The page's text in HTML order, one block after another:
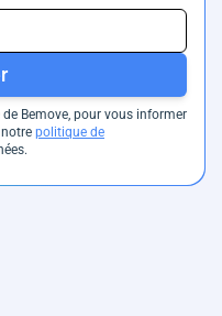
Bemove, pour vous informer
politique de